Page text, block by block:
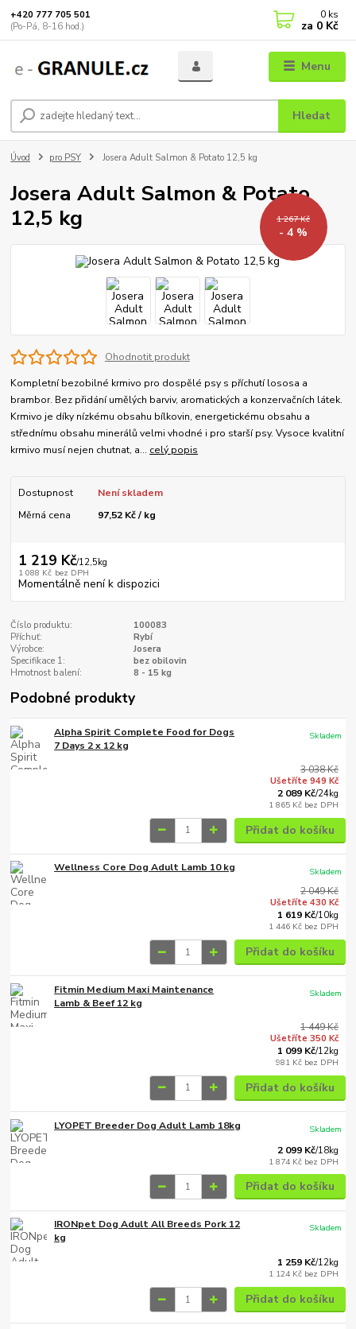
Menu
Hledat
+420 777 705 501
(Po-Pá, 8-16 hod.)
0 ks
za 0 Kč
Úvod pro PSY Josera Adult Salmon & Potato 12,5 kg
Josera Adult Salmon & Potato
12,5 kg
1 267 Kč
- 4 %
Ohodnotit produkt
Kompletní bezobilné krmivo pro dospělé psy s příchutí lososa a
brambor. Bez přidání umělých barviv, aromatických a konzervačních látek.
Krmivo je díky nízkému obsahu bílkovin, energetickému obsahu a
střednímu obsahu minerálů velmi vhodné i pro starší psy. Vysoce kvalitní
krmivo musí nejen chutnat, a... celý popis
Dostupnost
Není skladem
Měrná cena
97,52 Kč / kg
1 219 Kč/12,5kg
1 088 Kč bez DPH
Momentálně není k dispozici
Číslo produktu:
100083
Příchuť:
Rybí
Výrobce:
Josera
Specifikace 1:
bez obilovin
Hmotnost balení:
8 - 15 kg
Podobné produkty
Alpha Spirit Complete Food for Dogs
7 Days 2 x 12 kg
3 038 Kč
Ušetříte 949 Kč
2 089 Kč/24kg
1 865 Kč bez DPH
Skladem
Přidat do košíku
Wellness Core Dog Adult Lamb 10 kg
2 049 Kč
Ušetříte 430 Kč
1 619 Kč/10kg
1 446 Kč bez DPH
Skladem
Přidat do košíku
Fitmin Medium Maxi Maintenance
Lamb & Beef 12 kg
1 449 Kč
Ušetříte 350 Kč
1 099 Kč/12kg
981 Kč bez DPH
Skladem
Přidat do košíku
LYOPET Breeder Dog Adult Lamb 18kg
2 099 Kč/18kg
1 874 Kč bez DPH
Skladem
Přidat do košíku
IRONpet Dog Adult All Breeds Pork 12
kg
1 259 Kč/12kg
1 124 Kč bez DPH
Skladem
Přidat do košíku